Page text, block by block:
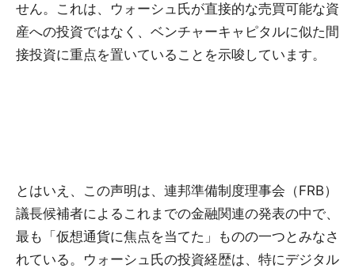
せん。これは、ウォーシュ氏が直接的な売買可能な資
産への投資ではなく、ベンチャーキャピタルに似た間
接投資に重点を置いていることを示唆しています。
とはいえ、この声明は、連邦準備制度理事会（FRB）
議長候補者によるこれまでの金融関連の発表の中で、
最も「仮想通貨に焦点を当てた」ものの一つとみなさ
れている。ウォーシュ氏の投資経歴は、特にデジタル